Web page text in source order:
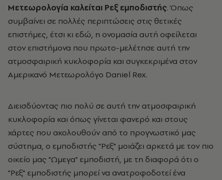
Μετεωρολογία καλείται Ρεξ εμποδιστής. Όπως
συμβαίνει σε πολλές περιπτώσεις στις θετικές
επιστήμες, έτσι κι εδώ, η ονομασία αυτή οφείλεται
στον επιστήμονα που πρωτο-μελέτησε αυτή την
ατμοσφαιρική κυκλοφορία και συγκεκριμένα στον
Αμερικανό Μετεωρολόγο Daniel Rex.
Διεισδύοντας πιο πολύ σε αυτή την ατμοσφαιρική
κυκλοφορία και όπως γίνεται φανερό και στους
χάρτες που ακολουθούν από το προγνωστικό μας
σύστημα, ο εμποδιστής "Ρεξ" μοιάζει αρκετά με τον πιο
οικείο μας "Ωμεγα" εμποδιστή, με τη διαφορά ότι ο
"Ρεξ" εμποδιστής μπορεί να ανατροφοδοτεί ένα